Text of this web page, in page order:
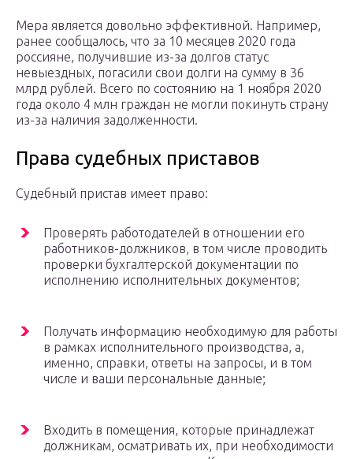
Мера является довольно эффективной. Например,
ранее сообщалось, что за 10 месяцев 2020 года
россияне, получившие из-за долгов статус
невыездных, погасили свои долги на сумму в 36
млрд рублей. Всего по состоянию на 1 ноября 2020
года около 4 млн граждан не могли покинуть страну
из-за наличия задолженности.
Права судебных приставов
Судебный пристав имеет право:
Проверять работодателей в отношении его
работников-должников, в том числе проводить
проверки бухгалтерской документации по
исполнению исполнительных документов;
Получать информацию необходимую для работы
в рамках исполнительного производства, а,
именно, справки, ответы на запросы, и в том
числе и ваши персональные данные;
Входить в помещения, которые принадлежат
должникам, осматривать их, при необходимости